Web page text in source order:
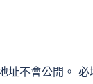
址不會公開。 必